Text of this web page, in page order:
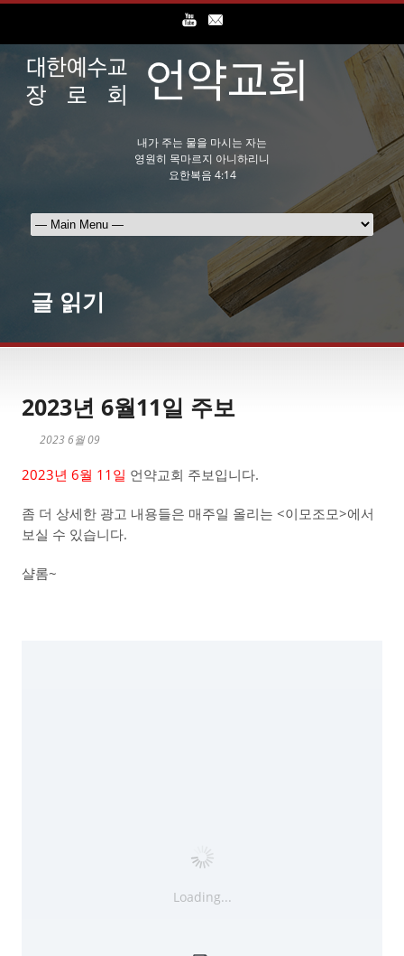
내가 주는 물을 마시는 자는
영원히 목마르지 아니하리니
요한복음 4:14
글 읽기
2023년 6월11일 주보
2023 6월 09
2023년 6월 11일 언약교회 주보입니다.
좀 더 상세한 광고 내용들은 매주일 올리는 <이모조모>에서
보실 수 있습니다.
샬롬~
Loading...